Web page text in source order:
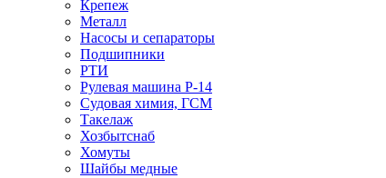
Крепеж
Металл
Насосы и сепараторы
Подшипники
РТИ
Рулевая машина Р-14
Судовая химия, ГСМ
Такелаж
Хозбытснаб
Хомуты
Шайбы медные